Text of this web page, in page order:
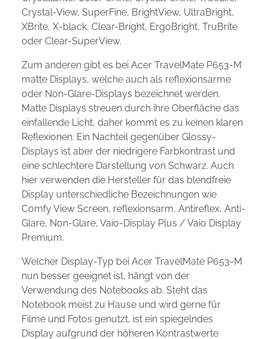
Crystal-View, SuperFine, BrightView, UltraBright,
XBrite, X-black, Clear-Bright, ErgoBright, TruBrite
oder Clear-SuperView.
Zum anderen gibt es bei Acer TravelMate P653-M
matte Displays, welche auch als reflexionsarme
oder Non-Glare-Displays bezeichnet werden.
Matte Displays streuen durch ihre Oberfläche das
einfallende Licht, daher kommt es zu keinen klaren
Reflexionen. Ein Nachteil gegenüber Glossy-
Displays ist aber der niedrigere Farbkontrast und
eine schlechtere Darstellung von Schwarz. Auch
hier verwenden die Hersteller für das blendfreie
Display unterschiedliche Bezeichnungen wie
Comfy View Screen, reflexionsarm, Antireflex, Anti-
Glare, Non-Glare, Vaio-Display Plus / Vaio Display
Premium.
Welcher Display-Typ bei Acer TravelMate P653-M
nun besser geeignet ist, hängt von der
Verwendung des Notebooks ab. Steht das
Notebook meist zu Hause und wird gerne für
Filme und Fotos genutzt, ist ein spiegelndes
Display aufgrund der höheren Kontrastwerte